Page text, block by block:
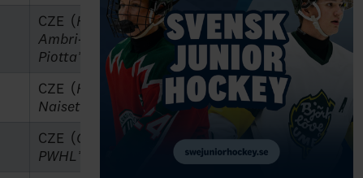
CZE (HC
Ambri-
Piotta*
CZE (HPK
Naiset*
CZE (Ottawa
PWHL*